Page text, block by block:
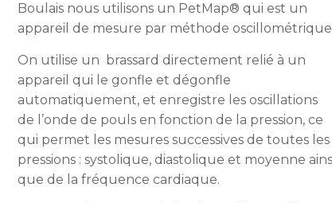
Boulais nous utilisons un PetMap® qui est un
appareil de mesure par méthode
On utilise un brassard directement relié à un
appareil qui le gonfle et dégonfle
automatiquement, et enregistre les oscillations
de l’onde de pouls en fonction de la pression, ce
qui permet les mesures successives de toutes les
pressions : systolique, diastolique et moyenne
que de la fréquence cardiaque.